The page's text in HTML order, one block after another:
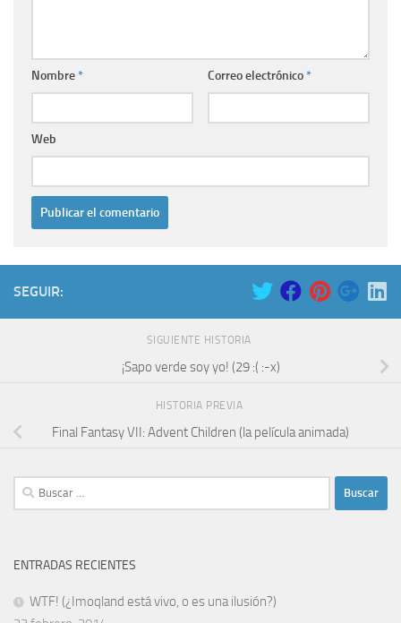
Nombre* Correo electrónico*
Web
SEGUIR:
SIGUIENTE HISTORIA
¡Sapo verde soy yo! (29 :( :-x)
HISTORIA PREVIA
Final Fantasy VII: Advent Children (la película animada)
Buscar:
ENTRADAS RECIENTES
WTF! (¿Imoqland está vivo, o es una ilusión?)